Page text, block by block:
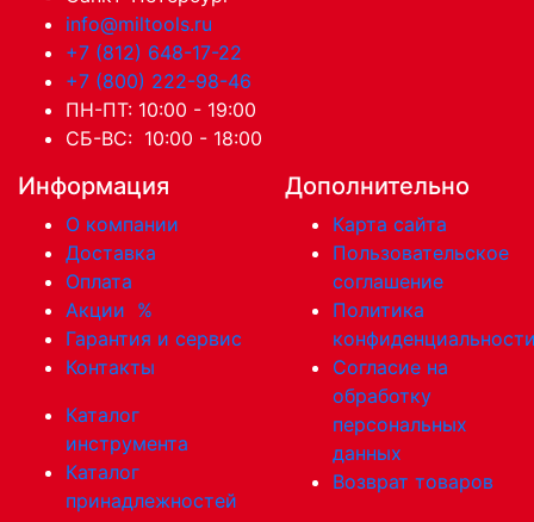
info@miltools.ru
+7 (812) 648-17-22
+7 (800) 222-98-46
ПН-ПТ: 10:00 - 19:00
СБ-ВС: 10:00 - 18:00
Информация
О компании
Доставка
Оплата
Акции %
Гарантия и сервис
Контакты
Каталог
инструмента
Каталог
принадлежностей
Дополнительно
Карта сайта
Пользовательское
соглашение
Политика
Согласие на
обработку
персональных
данных
Возврат товаров